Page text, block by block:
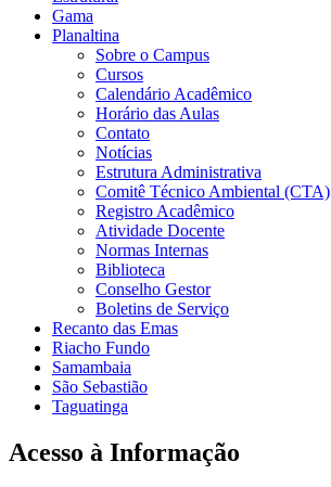
Gama
Planaltina
Sobre o Campus
Cursos
Calendário Acadêmico
Horário das Aulas
Contato
Notícias
Estrutura Administrativa
Comitê Técnico Ambiental (CTA)
Registro Acadêmico
Atividade Docente
Normas Internas
Biblioteca
Conselho Gestor
Boletins de Serviço
Recanto das Emas
Riacho Fundo
Samambaia
São Sebastião
Taguatinga
Acesso à Informação